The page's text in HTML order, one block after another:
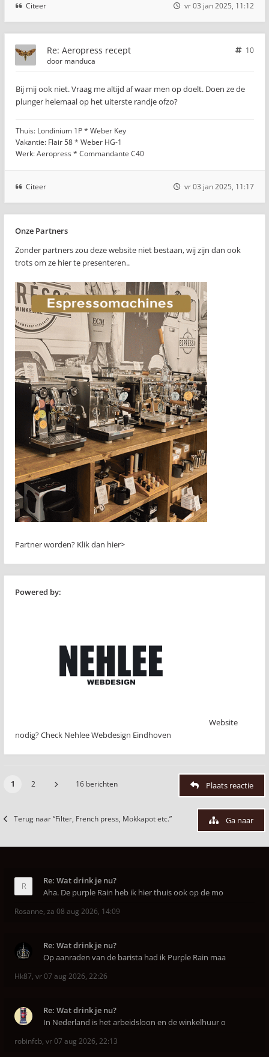
Citeer vr 03 jan 2025, 11:12
Re: Aeropress recept
10
door manduca
Bij mij ook niet. Vraag me altijd af waar men op doelt. Doen ze de
plunger helemaal op het uiterste randje ofzo?
Thuis: Londinium 1P * Weber Key
Vakantie: Flair 58 * Weber HG-1
Werk: Aeropress * Commandante C40
Citeer vr 03 jan 2025, 11:17
Onze Partners
Zonder partners zou deze website niet bestaan, wij zijn dan ook
trots om ze hier te presenteren..
Partner worden? Klik dan hier>
Powered by:
Website
nodig? Check Nehlee Webdesign Eindhoven
1 2 16 berichten Plaats reactie
Terug naar “Filter, French press, Mokkapot etc.” Ga naar
Re: Wat drink je nu?
Aha. De purple Rain heb ik hier thuis ook op de mo
Rosanne, za 08 aug 2026, 14:09
Re: Wat drink je nu?
Op aanraden van de barista had ik Purple Rain maa
Hk87, vr 07 aug 2026, 22:26
Re: Wat drink je nu?
In Nederland is het arbeidsloon en de winkelhuur o
robinfcb, vr 07 aug 2026, 22:13